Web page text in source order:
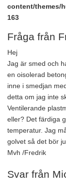
content/themes/
163
Fråga från
Hej
Jag är smed och
en oisolerad
inne i smedjan
detta om jag inte
Ventilerande
eller? Det färdiga
temperatur. Jag
golvet så det bör
Mvh /Fredrik
Svar från